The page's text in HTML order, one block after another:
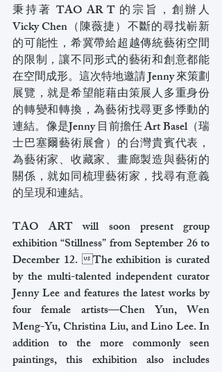
秉持著 TAO AR T 的宗旨，創辦人
Vicky Chen（陳薇捷）不斷的尋找嶄新
的可能性，希冀帶給超越傳統藝術空間
的限制，讓不同形式的藝術和創意都能
在空間成形。這次特地邀請 Jenny 來策劃
展覽，就是希望能藉由策展人多重身份
的轉變和轉換，為藝術找尋更多悸動的
連結。像是Jenny 目前擔任 Art Basel（瑞
士巴塞爾藝術展會）的台灣貴賓代表，
為藝術家、收藏家、畫廊製造與藝術的
關係，就如同梳理藝術家，找尋有意義
的呈現和連結。
TAO ART will soon present group
exhibition “Stillness” from September 26 to
December 12. The exhibition is curated
by the multi-talented independent curator
Jenny Lee and features the latest works by
four female artists—Chen Yun, Wen
Meng-Yu, Christina Liu, and Lino Lee. In
addition to the more commonly seen
paintings, this exhibition also includes